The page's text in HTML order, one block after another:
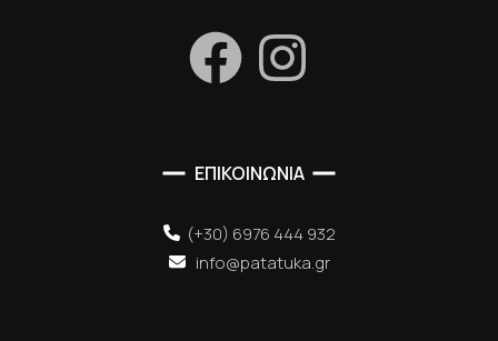
ΕΠΙΚΟΙΝΩΝΙΑ
(+30) 6976 444 932
info@patatuka.gr